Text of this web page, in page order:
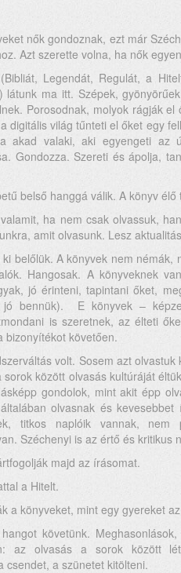
nők gondoznak, ezt már
Azt szerette volna, ha nők
Legendát, Regulát, a
látunk ma itt. Szépek,
Porosodnak, molyok rágják
digitális világ tűnteti el őket egy
akad valaki, aki egyengeti az
Gondozza. Szereti és ápolja,
belső hanggá válik. A könyv élő
ha nem csak olvassuk,
amit olvasunk. Lesz
belőlük. A könyvek nem némák,
Hangosak. A könyveknek
jó érinteni, tapintani őket,
bennük). E könyvek –
is szeretnek, az élteti
bizonyítékot követően.
volt. Sosem azt
között olvasás kultúráját
gondolok, mint akit épp
olvasnak és
titkos naplóik vannak,
Széchenyi is az értő és kritikus
majd az írásomat.
a Hitelt.
a könyveket, mint egy gyereket az
követünk.
az olvasás a sorok között
csendet, a szünetet kitölteni.